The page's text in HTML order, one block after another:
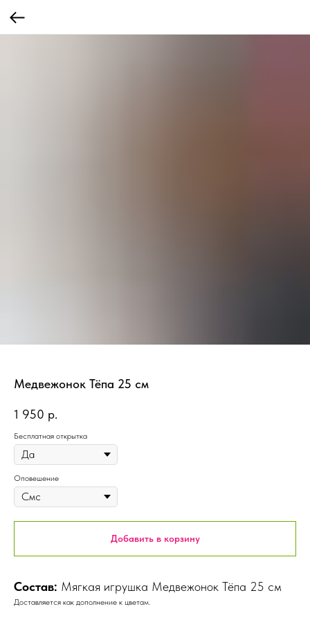
Медвежонок Тёпа 25 см
1 950 р.
Бесплатная открытка
Оповешение
Добавить в корзину
Состав: Мягкая игрушка Медвежонок Тёпа 25 см
Доставляется как дополнение к цветам.